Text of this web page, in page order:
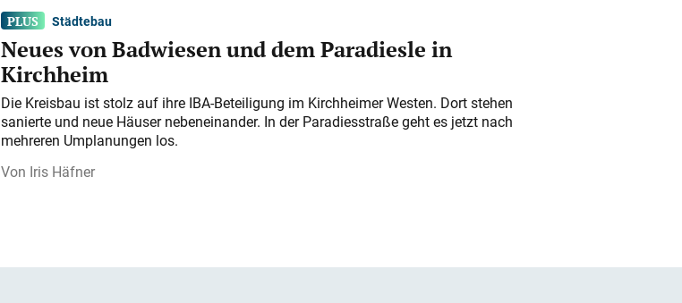
Städtebau
Neues von Badwiesen und dem Paradiesle in
Kirchheim
Die Kreisbau ist stolz auf ihre IBA-Beteiligung im Kirchheimer Westen. Dort stehen
sanierte und neue Häuser nebeneinander. In der Paradiesstraße geht es jetzt nach
mehreren Umplanungen los.
Iris Häfner